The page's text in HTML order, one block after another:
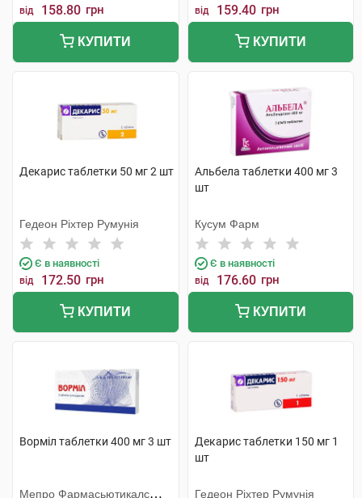
від 158.80 грн
КУПИТИ
від 159.40 грн
КУПИТИ
Декарис таблетки 50 мг 2 шт
Гедеон Ріхтер Румунія
Є в наявності
від 172.50 грн
КУПИТИ
Альбела таблетки 400 мг 3
шт
Кусум Фарм
Є в наявності
від 176.60 грн
КУПИТИ
Ворміл таблетки 400 мг 3 шт
Мепро Фармасьютикалс
Декарис таблетки 150 мг 1
шт
Гедеон Ріхтер Румунія